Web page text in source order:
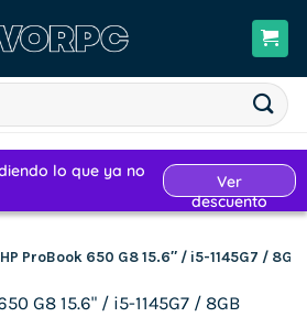
HP ProBook 650 G8 15.6″ / i5-1145G7 / 8GB